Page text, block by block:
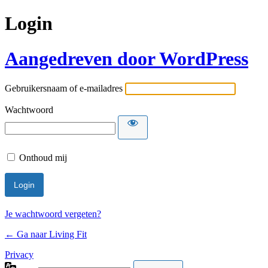
Login
Aangedreven door WordPress
Gebruikersnaam of e-mailadres
Wachtwoord
Onthoud mij
Je wachtwoord vergeten?
← Ga naar Living Fit
Privacy